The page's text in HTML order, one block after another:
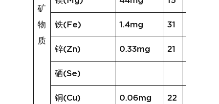
矿
物
质
铁(Fe) 1.4mg 31
锌(Zn) 0.33mg 21
硒(Se)
铜(Cu) 0.06mg 22